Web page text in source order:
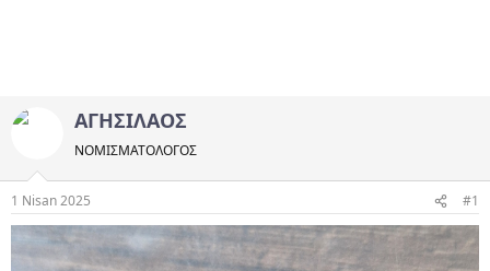
ΑΓΗΣΙΛΑΟΣ
ΝΟΜΙΣΜΑΤΟΛOΓΟΣ
1 Nisan 2025 #1